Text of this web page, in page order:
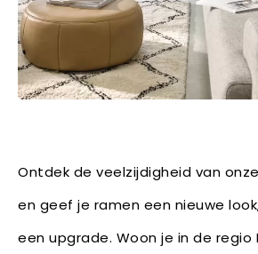
Ontdek de veelzijdigheid van
en geef je ramen een nieuwe
een upgrade. Woon je in de regio